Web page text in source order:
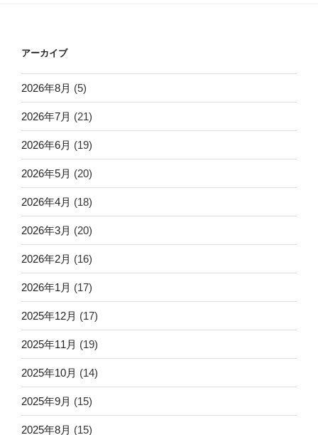
アーカイブ
2026年8月 (5)
2026年7月 (21)
2026年6月 (19)
2026年5月 (20)
2026年4月 (18)
2026年3月 (20)
2026年2月 (16)
2026年1月 (17)
2025年12月 (17)
2025年11月 (19)
2025年10月 (14)
2025年9月 (15)
2025年8月 (15)